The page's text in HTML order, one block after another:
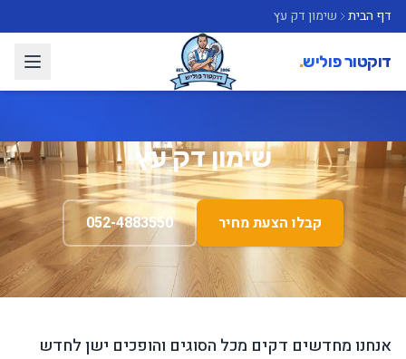
דף הבית שימון דק עץ
דוקטור פוליש.
שימון דק עץ
קבלו הצעת מחיר 052-4883550
אנחנו מחדשים דקים מכל הסוגים והופכים ישן לחדש